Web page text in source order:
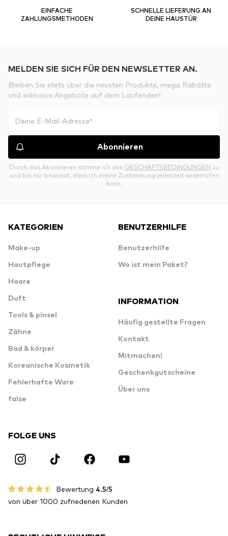
EINFACHE
ZAHLUNGSMETHODEN
SCHNELLE LIEFERUNG AN
DEINE HAUSTÜR
MELDEN SIE SICH FÜR DEN NEWSLETTER AN.
Bleiben Sie stets über die neusten Produkte, mega Rabatte
und exklusive Angebote auf dem Laufenden!
Abonnieren
Durch das Abonnieren stimme ich den GESCHÄFTSBEDINGUNGEN zu
und bin mir bewusst, dass ich meine Zustimmung jederzeit widerrufen
kann.
KATEGORIEN
Make-up
Hautpflege
Haare
Duft
Tools & pinsel
Zähne
Bad & körper
Koreanische Kosmetik
Fehlerhafte Ware
false
BENUTZERHILFE
Benutzerhilfe
Wo ist mein Paket?
INFORMATION
Häufig gestellte Fragen
Kontakt
Mitmachen!
Geschenkgutscheine
Über uns
FOLGE UNS
Bewertung 4.5/5
von über 1000 zufriedenen Kunden